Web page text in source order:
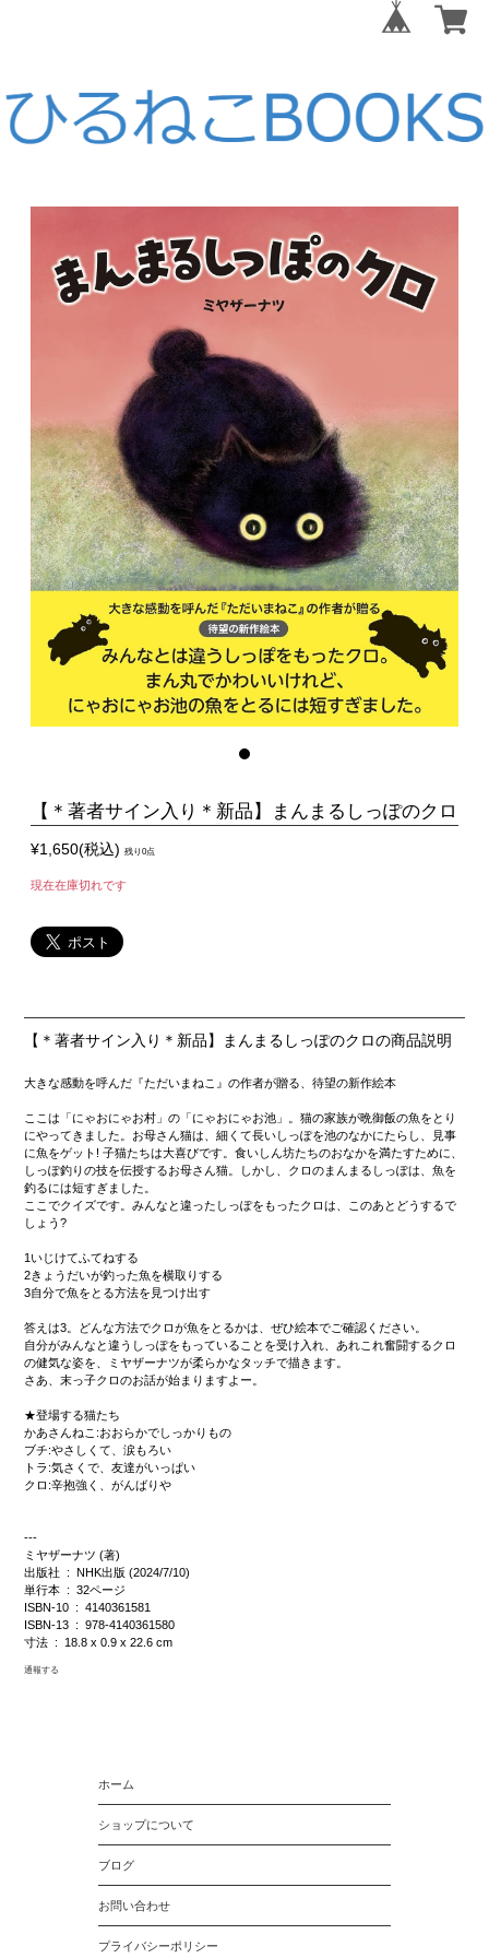
【＊著者サイン入り＊新品】まんまるしっぽのクロ
¥1,650(税込) 残り0点
現在在庫切れです
【＊著者サイン入り＊新品】まんまるしっぽのクロの商品説明
大きな感動を呼んだ『ただいまねこ』の作者が贈る、待望の新作絵本
ここは「にゃおにゃお村」の「にゃおにゃお池」。猫の家族が晩御飯の魚をとり
にやってきました。お母さん猫は、細くて長いしっぽを池のなかにたらし、見事
に魚をゲット! 子猫たちは大喜びです。食いしん坊たちのおなかを満たすために、
しっぽ釣りの技を伝授するお母さん猫。しかし、クロのまんまるしっぽは、魚を
釣るには短すぎました。
ここでクイズです。みんなと違ったしっぽをもったクロは、このあとどうするで
しょう?
1いじけてふてねする
2きょうだいが釣った魚を横取りする
3自分で魚をとる方法を見つけ出す
答えは3。どんな方法でクロが魚をとるかは、ぜひ絵本でご確認ください。
自分がみんなと違うしっぽをもっていることを受け入れ、あれこれ奮闘するクロ
の健気な姿を、ミヤザーナツが柔らかなタッチで描きます。
さあ、末っ子クロのお話が始まりますよー。
★登場する猫たち
かあさんねこ:おおらかでしっかりもの
ブチ:やさしくて、涙もろい
トラ:気さくで、友達がいっぱい
クロ:辛抱強く、がんばりや
---
ミヤザーナツ (著)
出版社 ‏ : ‎ NHK出版 (2024/7/10)
単行本 ‏ : ‎ 32ページ
ISBN-10 ‏ : ‎ 4140361581
ISBN-13 ‏ : ‎ 978-4140361580
寸法 ‏ : ‎ 18.8 x 0.9 x 22.6 cm
通報する
ホーム
ショップについて
ブログ
お問い合わせ
プライバシーポリシー